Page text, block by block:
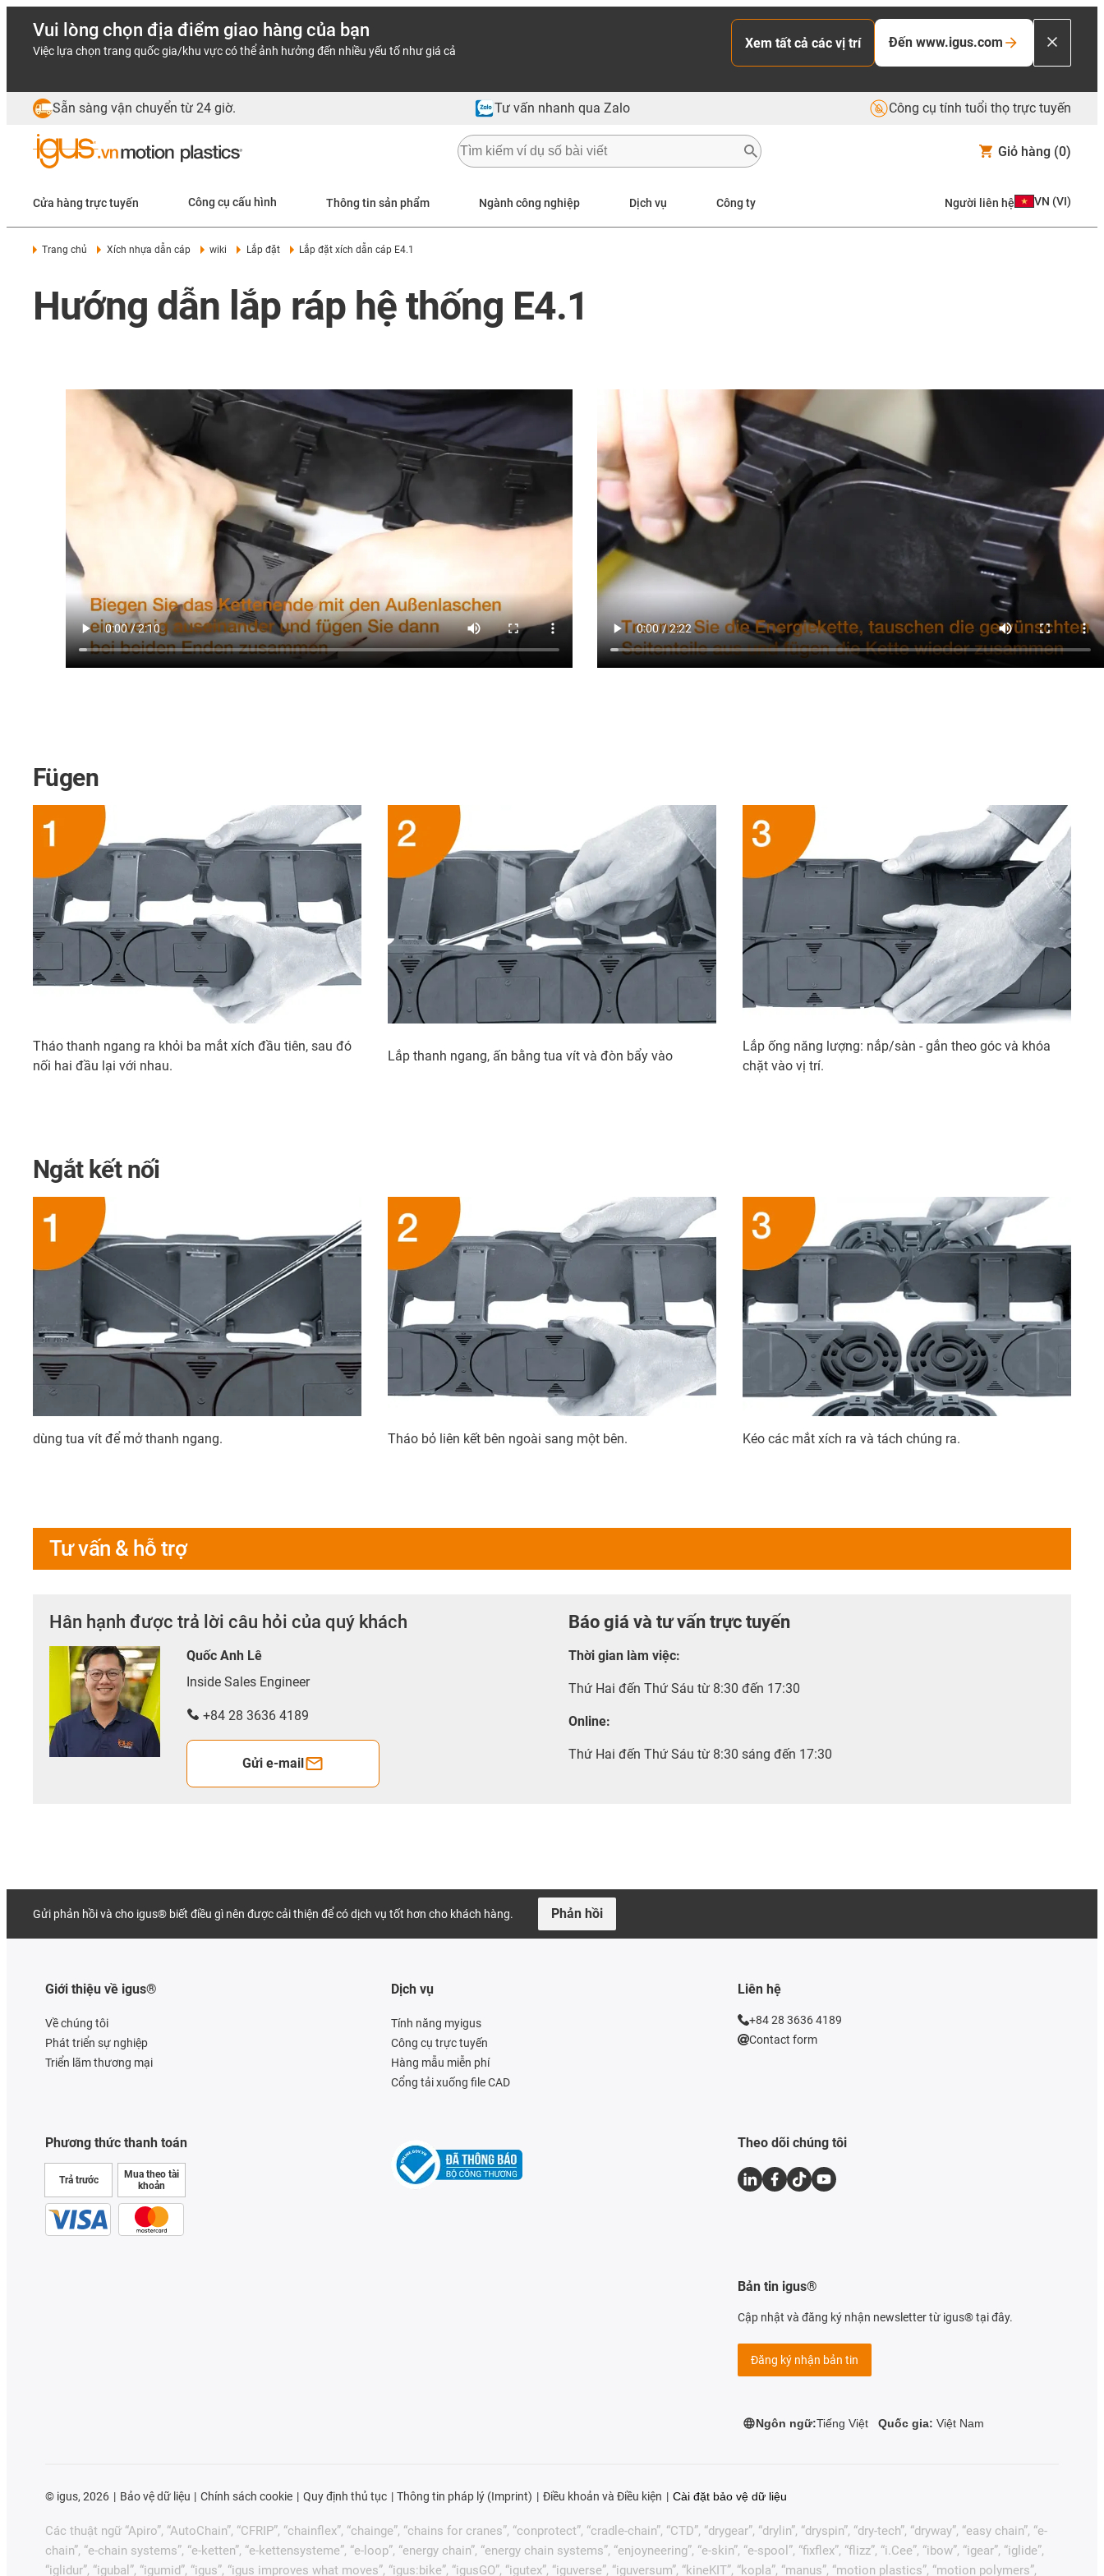
Vui lòng chọn địa điểm giao hàng của bạn
Việc lựa chọn trang quốc gia/khu vực có thể ảnh hưởng đến nhiều yếu tố như giá cả
Xem tất cả các vị trí Đến www.igus.com
Sẵn sàng vận chuyển từ 24 giờ. Tư vấn nhanh qua Zalo Công cụ tính tuổi thọ trực tuyến
Giỏ hàng (0)
Cửa hàng trực tuyến Công cụ cấu hình Thông tin sản phẩm Ngành công nghiệp Dịch vụ Công ty Người liên hệ VN (VI)
Trang chủ Xích nhựa dẫn cáp wiki Lắp đặt Lắp đặt xích dẫn cáp E4.1
Hướng dẫn lắp ráp hệ thống E4.1
Fügen
Tháo thanh ngang ra khỏi ba mắt xích đầu tiên, sau đó
nối hai đầu lại với nhau.
Lắp thanh ngang, ấn bằng tua vít và đòn bẩy vào
Lắp ống năng lượng: nắp/sàn - gắn theo góc và khóa
chặt vào vị trí.
Ngắt kết nối
dùng tua vít để mở thanh ngang. Tháo bỏ liên kết bên ngoài sang một bên. Kéo các mắt xích ra và tách chúng ra.
Tư vấn & hỗ trợ
Hân hạnh được trả lời câu hỏi của quý khách
Quốc Anh Lê
Inside Sales Engineer
+84 28 3636 4189
Gửi e-mail
Báo giá và tư vấn trực tuyến
Thời gian làm việc:
Thứ Hai đến Thứ Sáu từ 8:30 đến 17:30
Online:
Thứ Hai đến Thứ Sáu từ 8:30 sáng đến 17:30
Gửi phản hồi và cho igus® biết điều gì nên được cải thiện để có dịch vụ tốt hơn cho khách hàng. Phản hồi
Giới thiệu về igus®
Về chúng tôi
Phát triển sự nghiệp
Triển lãm thương mại
Phương thức thanh toán
Trả trước
Mua theo tài
khoản
Dịch vụ
Tính năng myigus
Công cụ trực tuyến
Hàng mẫu miễn phí
Cổng tải xuống file CAD
Liên hệ
+84 28 3636 4189
Contact form
Theo dõi chúng tôi
Bản tin igus®
Cập nhật và đăng ký nhận newsletter từ igus® tại đây.
Đăng ký nhận bản tin
Ngôn ngữ:Tiếng Việt Quốc gia: Việt Nam
© igus, 2026 Bảo vệ dữ liệu Chính sách cookie Quy định thủ tục Thông tin pháp lý (Imprint) Điều khoản và Điều kiện Cài đặt bảo vệ dữ liệu
Các thuật ngữ “Apiro”, “AutoChain”, “CFRIP”, “chainflex”, “chainge”, “chains for cranes”, “conprotect”, “cradle-chain”, “CTD”, “drygear”, “drylin”, “dryspin”, “dry-tech”, “dryway”, “easy chain”, “e-
chain”, “e-chain systems”, “e-ketten”, “e-kettensysteme”, “e-loop”, “energy chain”, “energy chain systems”, “enjoyneering”, “e-skin”, “e-spool”, “fixflex”, “flizz”, “i.Cee”, “ibow”, “igear”, “iglide”,
“iglidur”, “igubal”, “igumid”, “igus”, “igus improves what moves”, “igus:bike”, “igusGO”, “igutex”, “iguverse”, “iguversum”, “kineKIT”, “kopla”, “manus”, “motion plastics”, “motion polymers”,